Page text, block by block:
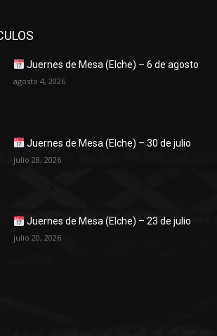
Juernes de Mesa (Elche) – 6 de agosto
agosto 4, 2026
Juernes de Mesa (Elche) – 30 de julio
julio 28, 2026
Juernes de Mesa (Elche) – 23 de julio
julio 20, 2026